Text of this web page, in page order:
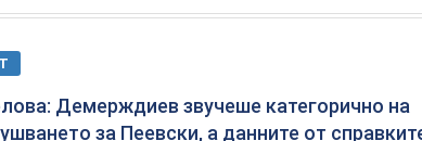
Демерждиев звучеше категорично на
за Пеевски, а данните от